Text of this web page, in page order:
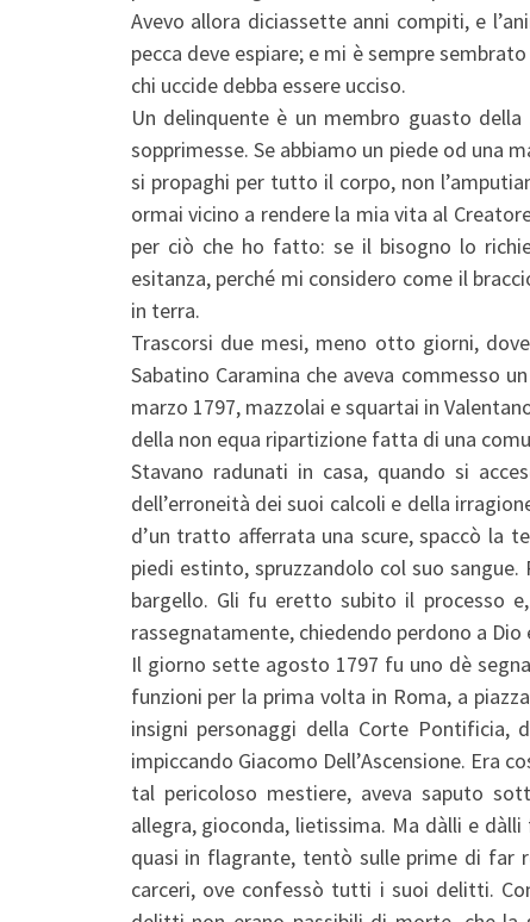
Avevo allora diciassette anni compiti, e
pecca deve espiare; e mi è sempre
chi uccide debba essere ucciso.
Un delinquente è un membro guasto
sopprimesse. Se abbiamo un piede od una
si propaghi per tutto il corpo, non
ormai vicino a rendere la mia vita al
per ciò che ho fatto: se il bisogno lo
esitanza, perché mi considero come il
in terra.
Trascorsi due mesi, meno otto giorni,
Sabatino Caramina che aveva commesso
marzo 1797, mazzolai e squartai in
della non equa ripartizione fatta di una
Stavano radunati in casa, quando si
dell’erroneità dei suoi calcoli e della
d’un tratto afferrata una scure, spaccò la
piedi estinto, spruzzandolo col suo
bargello. Gli fu eretto subito il processo
rassegnatamente, chiedendo perdono a
Il giorno sette agosto 1797 fu uno dè
funzioni per la prima volta in Roma, a
insigni personaggi della Corte
impiccando Giacomo Dell’Ascensione. Era
tal pericoloso mestiere, aveva saputo
allegra, gioconda, lietissima. Ma dàlli e
quasi in flagrante, tentò sulle prime di far
carceri, ove confessò tutti i suoi delitti.